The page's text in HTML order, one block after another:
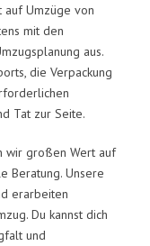
auf Umzüge von
mit den
aus.
die Verpackung
Tat zur Seite.
wir großen Wert auf
Beratung. Unsere
erarbeiten
Du kannst dich
und